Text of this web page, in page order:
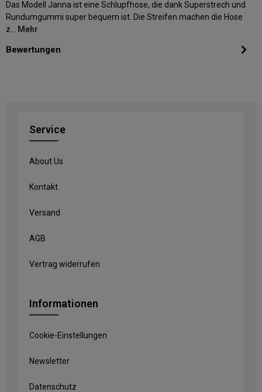
Das Modell Janna ist eine Schlupfhose, die dank Superstrech und
Rundumgummi super bequem ist. Die Streifen machen die Hose
z…
Mehr
Bewertungen
Service
About Us
Kontakt
Versand
AGB
Vertrag widerrufen
Informationen
Cookie-Einstellungen
Newsletter
Datenschutz